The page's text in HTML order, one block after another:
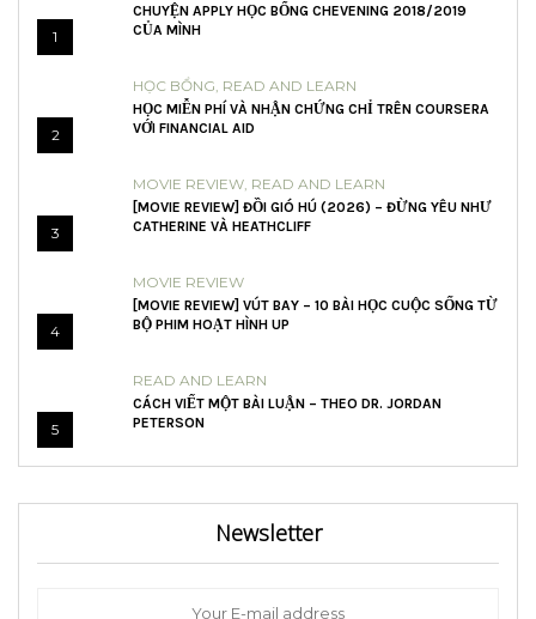
1
CHUYỆN APPLY HỌC BỔNG CHEVENING 2018/2019
CỦA MÌNH
2
HỌC BỔNG READ AND LEARN
HỌC MIỄN PHÍ VÀ NHẬN CHỨNG CHỈ TRÊN COURSERA
VỚI FINANCIAL AID
3
MOVIE REVIEW READ AND LEARN
[MOVIE REVIEW] ĐỒI GIÓ HÚ (2026) – ĐỪNG YÊU NHƯ
CATHERINE VÀ HEATHCLIFF
4
MOVIE REVIEW
[MOVIE REVIEW] VÚT BAY – 10 BÀI HỌC CUỘC SỐNG TỪ
BỘ PHIM HOẠT HÌNH UP
5
READ AND LEARN
CÁCH VIẾT MỘT BÀI LUẬN – THEO DR. JORDAN
PETERSON
Newsletter